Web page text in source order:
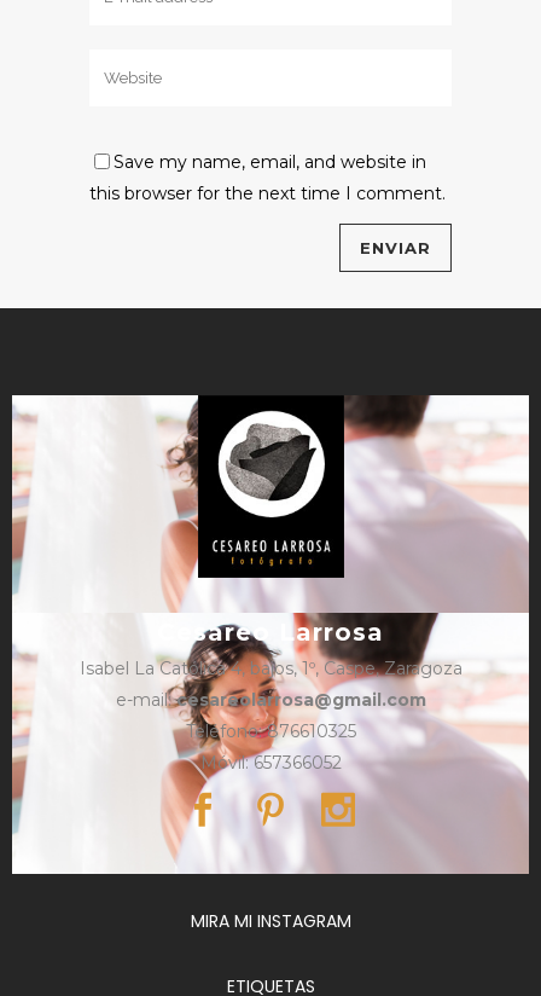
Save my name, email, and website in
this browser for the next time I comment.
Cesareo Larrosa
Isabel La Católica 4, bajos, 1º, Caspe, Zaragoza
e-mail:cesareolarrosa@gmail.com
Teléfono: 876610325
Móvil: 657366052
MIRA MI INSTAGRAM
ETIQUETAS